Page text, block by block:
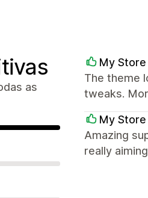
as
My Store
The theme
tweaks.
My Store
Amazing
really